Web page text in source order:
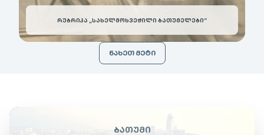
ᲠᲣᲑᲠᲘᲙᲐ „ᲡᲐᲮᲔᲚᲛᲝᲮᲕᲔᲭᲘᲚᲘ ᲑᲐᲗᲣᲛᲔᲚᲔᲑᲘ“
ᲜᲐᲮᲔᲗ ᲛᲔᲢᲘ
ᲑᲐᲗᲣᲛᲘ